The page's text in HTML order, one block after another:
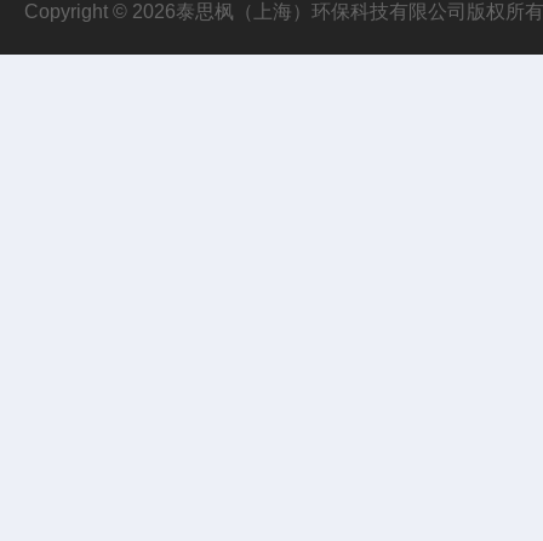
Copyright © 2026泰思枫（上海）环保科技有限公司版权